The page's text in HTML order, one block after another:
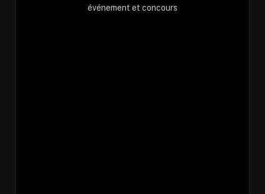
événement et concours